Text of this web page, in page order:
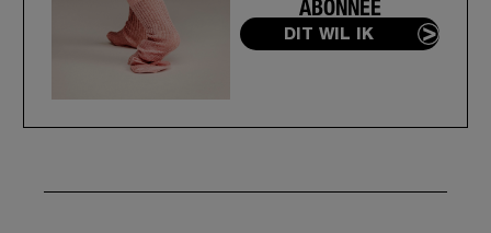
ABONNEE
DIT WIL IK